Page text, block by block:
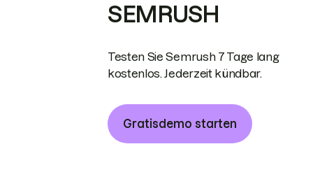
SEMRUSH
Testen Sie Semrush 7 Tage lang
kostenlos. Jederzeit kündbar.
Gratisdemo starten